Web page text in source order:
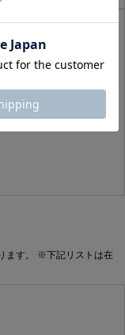
あり
ます。 ※下記リストは在